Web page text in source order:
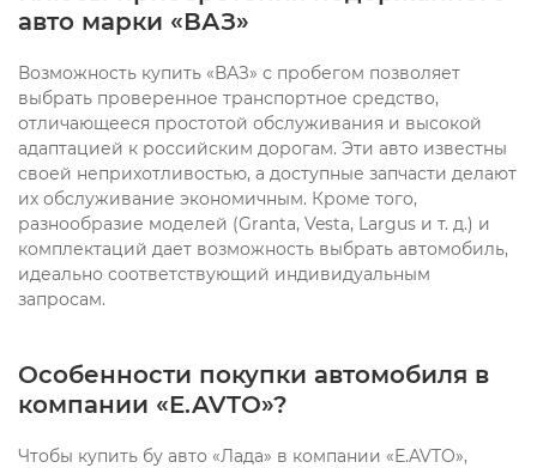
авто марки «ВАЗ»
Возможность купить «ВАЗ» с пробегом позволяет
выбрать проверенное транспортное средство,
отличающееся простотой обслуживания и высокой
адаптацией к российским дорогам. Эти авто известны
своей неприхотливостью, а доступные запчасти делают
их обслуживание экономичным. Кроме того,
разнообразие моделей (Granta, Vesta, Largus и т. д.) и
комплектаций дает возможность выбрать автомобиль,
идеально соответствующий индивидуальным
запросам.
Особенности покупки автомобиля в
компании «E.AVTO»?
Чтобы купить бу авто «Лада» в компании «E.AVTO»,